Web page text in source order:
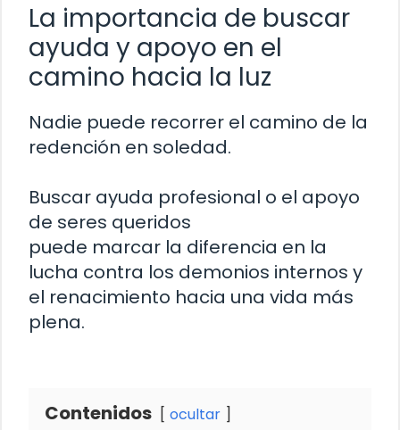
La importancia de buscar
ayuda y apoyo en el
camino hacia la luz
Nadie puede recorrer el camino de la
redención en soledad.
Buscar ayuda profesional o el apoyo
de seres queridos
puede marcar la diferencia en la
lucha contra los demonios internos y
el renacimiento hacia una vida más
plena.
Contenidos ocultar